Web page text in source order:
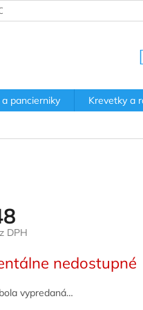
PODMIENKY
pancierniky Krevetky a
DPH
nedostupné
vypredaná…